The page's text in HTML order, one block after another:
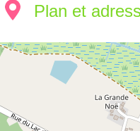
Plan et